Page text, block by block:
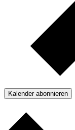
Kalender abonnieren